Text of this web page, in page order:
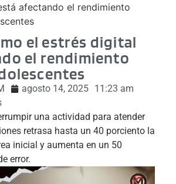
afectando el rendimiento
el estrés digital
el rendimiento
agosto 14, 2025 11:23 am
una actividad para atender
retrasa hasta un 40 porciento la
inicial y aumenta en un 50
error.